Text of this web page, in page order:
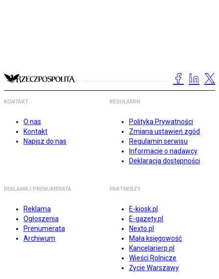
KONTAKT
O nas
Kontakt
Napisz do nas
REGULAMIN
Polityka Prywatności
Zmiana ustawień zgód
Regulamin serwisu
Informacje o nadawcy
Deklaracja dostępności
REKLAMA I PRENUMERATA
Reklama
Ogłoszenia
Prenumerata
Archiwum
PARTNERZY
E-kiosk.pl
E-gazety.pl
Nexto.pl
Mała księgowość
Kancelarierp.pl
Wieści Rolnicze
Życie Warszawy